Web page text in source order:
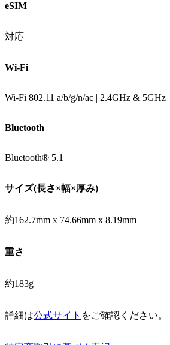
eSIM
対応
Wi-Fi
Wi-Fi 802.11 a/b/g/n/ac | 2.4GHz & 5GHz |
Bluetooth
Bluetooth® 5.1
サイズ(長さ×幅×厚み)
約162.7mm x 74.66mm x 8.19mm
重さ
約183g
詳細は公式サイト をご確認ください。